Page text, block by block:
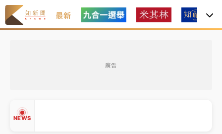
最新
廣告
NEWS
故宮《龍藏經》特展第2檔！今線上預約開賣一度塞車
周六起展出延長至晚上7時